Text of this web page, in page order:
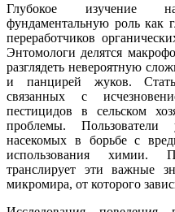
Глубокое изучение
фундаментальную роль как
переработчиков
Энтомологи делятся
разглядеть невероятную
и панцирей жуков.
связанных с
пестицидов в сельском
проблемы.
насекомых в борьбе с
использования химии.
транслирует эти важные
микромира, от которого